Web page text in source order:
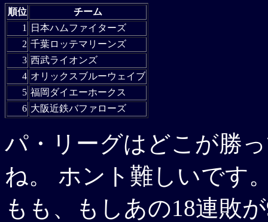
順位
チーム
1
日本ハムファイターズ
2 千葉ロッテマリーンズ
3 西武ライオンズ
4 オリックスブルーウェイブ
5 福岡ダイエーホークス
6 大阪近鉄バファローズ
パ・リーグはどこが勝
ね。 ホント難しいです
もも、もしあの18連敗